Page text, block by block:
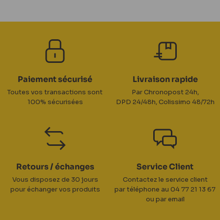
Paiement sécurisé
Toutes vos transactions sont
100% sécurisées
Livraison rapide
Par Chronopost 24h,
DPD 24/48h, Colissimo 48/72h
Retours / échanges
Vous disposez de 30 jours
pour échanger vos produits
Service Client
Contactez le service client
par téléphone au 04 77 21 13 67
ou par email